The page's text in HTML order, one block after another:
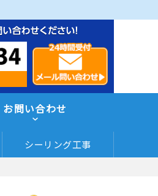
お問い合わせ
シーリング工事